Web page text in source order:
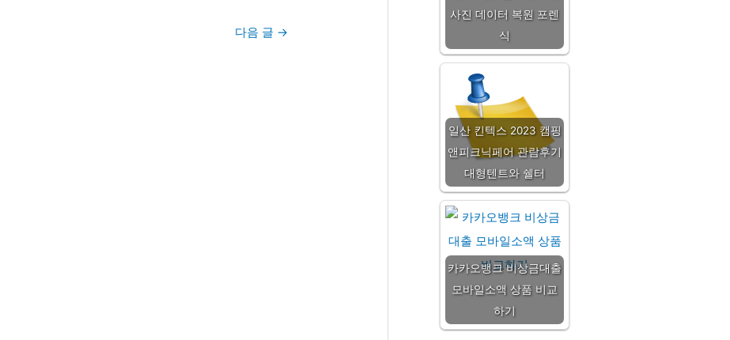
다음 글 →
사진 데이터 복원 포렌
식
일산 킨텍스 2023 캠핑
앤피크닉페어 관람후기
대형텐트와 쉘터
카카오뱅크 비상금대출
모바일소액 상품 비교
하기